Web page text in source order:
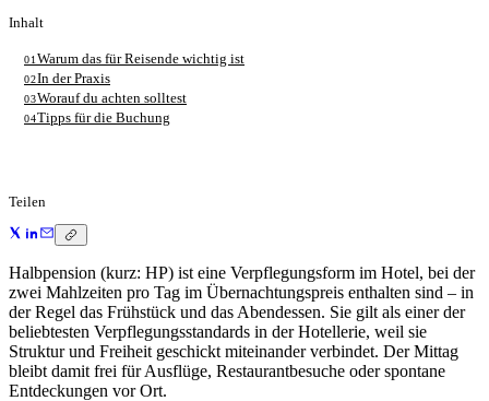
Inhalt
01 Warum das für Reisende wichtig ist
02In der Praxis
03Worauf du achten solltest
04Tipps für die Buchung
Teilen
Halbpension (kurz: HP) ist eine Verpflegungsform im Hotel, bei der
zwei Mahlzeiten pro Tag im Übernachtungspreis enthalten sind – in
der Regel das Frühstück und das Abendessen. Sie gilt als einer der
beliebtesten Verpflegungsstandards in der Hotellerie, weil sie
Struktur und Freiheit geschickt miteinander verbindet. Der Mittag
bleibt damit frei für Ausflüge, Restaurantbesuche oder spontane
Entdeckungen vor Ort.